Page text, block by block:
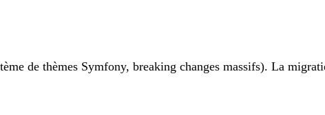
de thèmes Symfony, breaking changes massifs). La